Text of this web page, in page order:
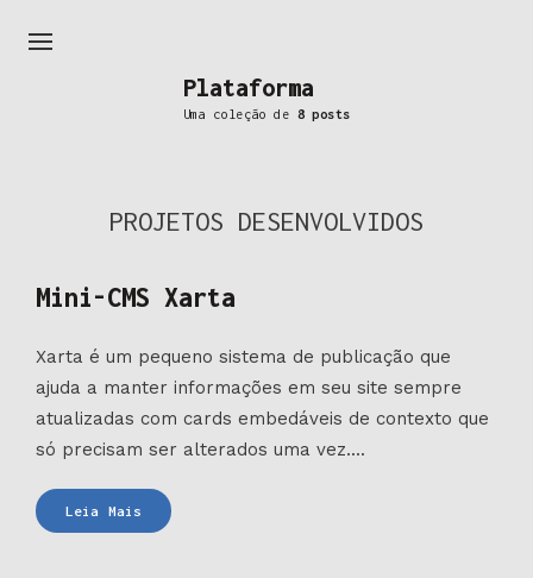
Plataforma
Uma coleção de 8 posts
PROJETOS DESENVOLVIDOS
Mini-CMS Xarta
Xarta é um pequeno sistema de publicação que
ajuda a manter informações em seu site sempre
atualizadas com cards embedáveis de contexto que
só precisam ser alterados uma vez....
Leia MaisMini-
CMS